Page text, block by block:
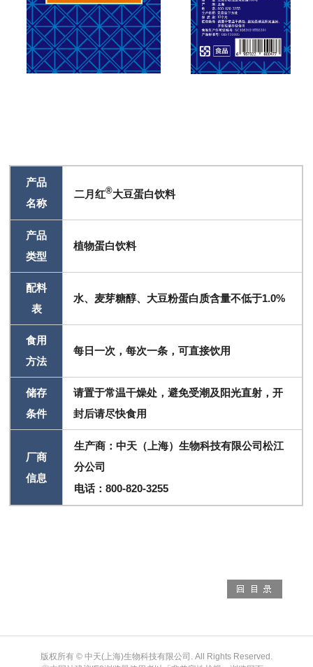
产品
名称
二月红®大豆蛋白饮料
产品
类型
植物蛋白饮料
配料
表
水、麦芽糖醇、大豆粉蛋白质含量不低于1.0%
食用
方法
每日一次，每次一条，可直接饮用
储存
条件
请置于常温干燥处，避免受潮及阳光直射，开
封后请尽快食用
厂商
信息
生产商：中天（上海）生物科技有限公司松江
分公司
电话：800-820-3255
版权所有 © 中天(上海)生物科技有限公司. All Rights Reserved.